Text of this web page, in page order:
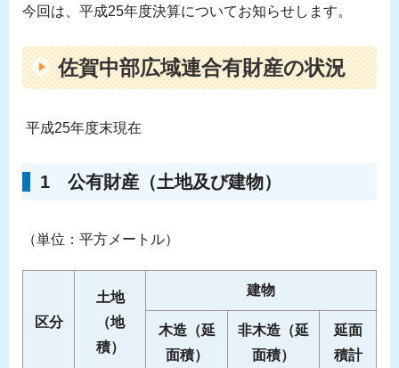
今回は、平成25年度決算についてお知らせします。
佐賀中部広域連合有財産の状況
平成25年度末現在
1 公有財産（土地及び建物）
（単位：平方メートル）
区分
土地
（地
積）
建物
木造（延
面積）
非木造（延
面積）
延面
積計